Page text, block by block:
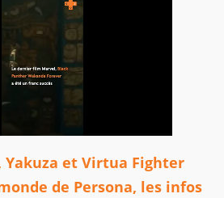
Yakuza et Virtua Fighter
de Persona, les infos